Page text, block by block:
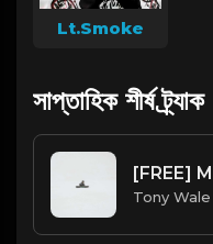
Lt.Smoke
সাপ্তাহিক শীর্ষ ট্র্যাক
Tony Wale